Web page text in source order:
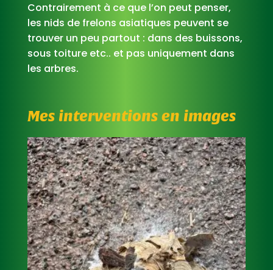
Contrairement à ce que l’on peut penser,
les nids de frelons asiatiques peuvent se
trouver un peu partout : dans des buissons,
sous toiture etc.. et pas uniquement dans
les arbres.
Mes interventions en images